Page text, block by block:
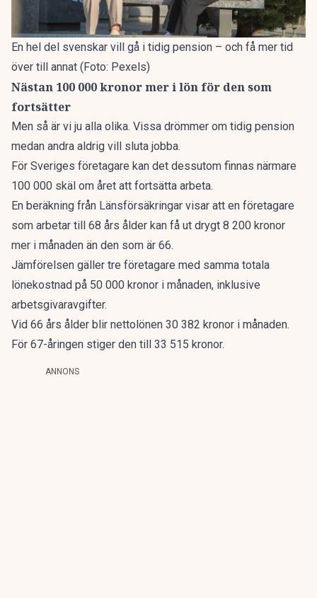
En hel del svenskar vill gå i tidig pension – och få mer tid
över till annat (Foto: Pexels)
Nästan 100 000 kronor mer i lön för den som
fortsätter
Men så är vi ju alla olika. Vissa drömmer om tidig pension
medan andra aldrig vill sluta jobba.
För Sveriges företagare kan det dessutom finnas närmare
100 000 skäl om året att fortsätta arbeta.
En beräkning från Länsförsäkringar visar att en företagare
som arbetar till 68 års ålder kan få ut drygt 8 200 kronor
mer i månaden än den som är 66.
Jämförelsen gäller tre företagare med samma totala
lönekostnad på 50 000 kronor i månaden, inklusive
arbetsgivaravgifter.
Vid 66 års ålder blir nettolönen 30 382 kronor i månaden.
För 67-åringen stiger den till 33 515 kronor.
ANNONS